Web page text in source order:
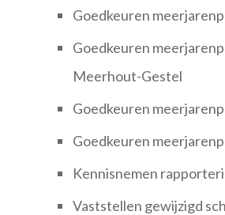
Goedkeuren
Goedkeuren
Meerhout-Gestel
Goedkeuren
Goedkeuren
Kennisnemen
Vaststellen gewijzigd